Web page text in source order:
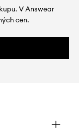
V Answear
cen.